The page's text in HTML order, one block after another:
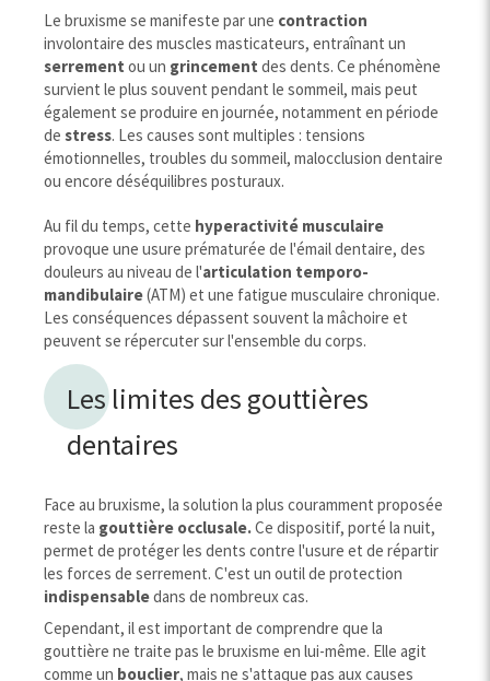
Le bruxisme se manifeste par une contraction
involontaire des muscles masticateurs, entraînant un
serrement ou un grincement des dents. Ce phénomène
survient le plus souvent pendant le sommeil, mais peut
également se produire en journée, notamment en période
de stress. Les causes sont multiples : tensions
émotionnelles, troubles du sommeil, malocclusion dentaire
ou encore déséquilibres posturaux.
Au fil du temps, cette hyperactivité musculaire
provoque une usure prématurée de l'émail dentaire, des
douleurs au niveau de l'articulation temporo-
mandibulaire(ATM) et une fatigue musculaire chronique.
Les conséquences dépassent souvent la mâchoire et
peuvent se répercuter sur l'ensemble du corps.
Les limites des gouttières
dentaires
Face au bruxisme, la solution la plus couramment proposée
reste la gouttière occlusale.Ce dispositif, porté la nuit,
permet de protéger les dents contre l'usure et de répartir
les forces de serrement. C'est un outil de protection
indispensabledans de nombreux cas.
Cependant, il est important de comprendre que la
gouttière ne traite pas le bruxisme en lui-même. Elle agit
comme un bouclier, mais ne s'attaque pas aux causes